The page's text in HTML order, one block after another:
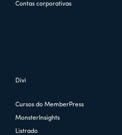
Contas corporativas
Divi
Cursos do MemberPress
MonsterInsights
Listrado